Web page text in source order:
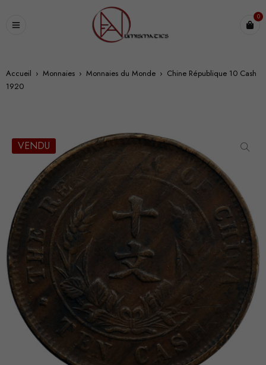
0
Accueil › Monnaies › Monnaies du Monde › Chine République 10 Cash
1920
VENDU